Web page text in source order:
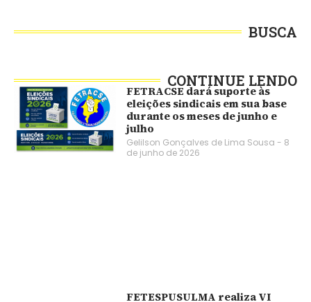
BUSCA
CONTINUE LENDO
FETRACSE dará suporte às
eleições sindicais em sua base
durante os meses de junho e
julho
Gelilson Gonçalves de Lima Sousa
8
de junho de 2026
FETESPUSULMA realiza VI